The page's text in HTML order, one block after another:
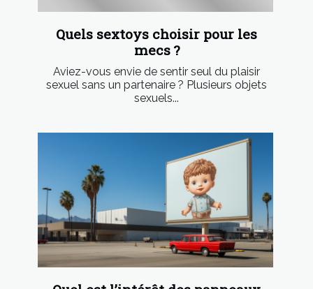
Quels sextoys choisir pour les
mecs ?
Aviez-vous envie de sentir seul du plaisir
sexuel sans un partenaire ? Plusieurs objets
sexuels...